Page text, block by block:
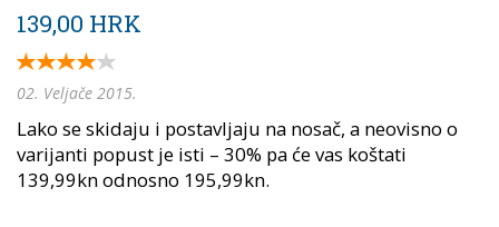
139,00 HRK
02. Veljače 2015.
Lako se skidaju i postavljaju na nosač, a neovisno o
varijanti popust je isti – 30% pa će vas koštati
139,99kn odnosno 195,99kn.